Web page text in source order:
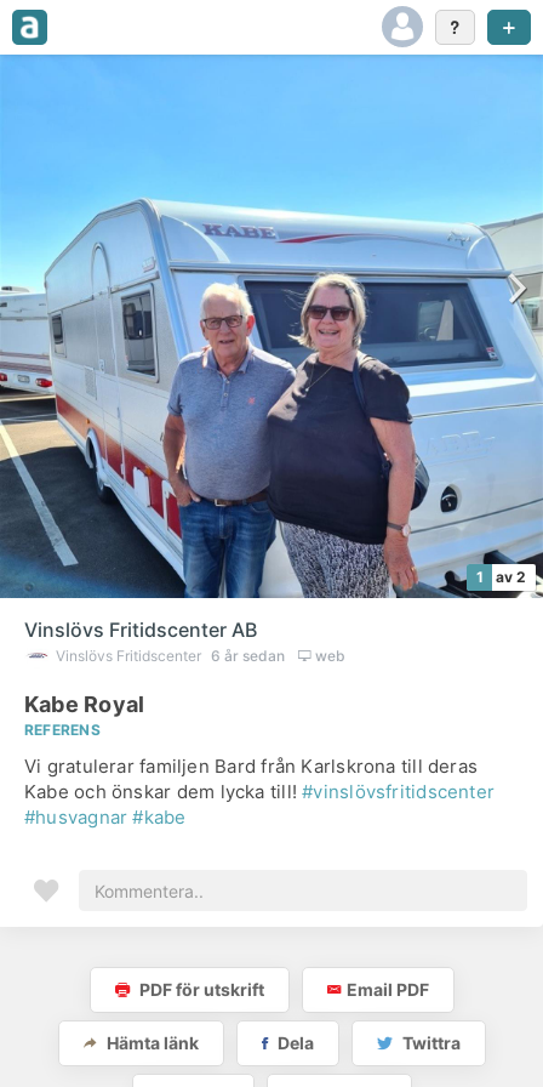
1 av 2
Vinslövs Fritidscenter AB
Vinslövs Fritidscenter 6 år sedan web
Kabe Royal
REFERENS
Vi gratulerar familjen Bard från Karlskrona till deras
Kabe och önskar dem lycka till!#vinslövsfritidscenter
#husvagnar #kabe
PDF för utskrift Email PDF
Hämta länk Dela Twittra